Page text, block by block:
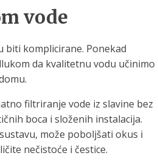
vode
biti komplicirane. Ponekad
da kvalitetnu vodu učinimo
filtriranje vode iz slavine bez
boca i složenih instalacija.
može poboljšati okus i
nečistoće i čestice.